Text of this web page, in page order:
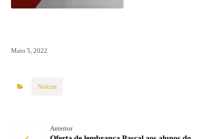
Maio 5, 2022
Noticias
Anterior